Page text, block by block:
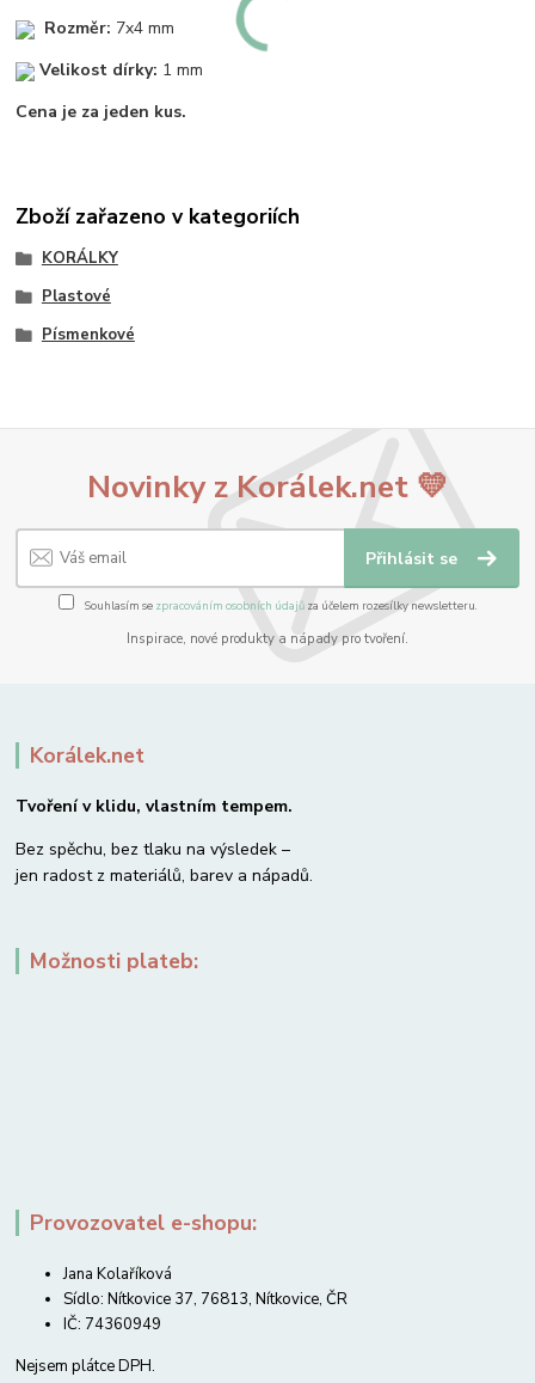
Rozměr: 7x4 mm
Velikost dírky: 1 mm
Cena je za jeden kus.
Zboží zařazeno v kategoriích
KORÁLKY
Plastové
Písmenkové
Novinky z Korálek.net 💛
Přihlásit se
Souhlasím se zpracováním osobních údajůza účelem rozesílky newsletteru.
Inspirace, nové produkty a nápady pro tvoření.
Korálek.net
Tvoření v klidu, vlastním tempem.
Bez spěchu, bez tlaku na výsledek –
jen radost z materiálů, barev a nápadů.
Možnosti plateb:
Provozovatel e-shopu:
Jana Kolaříková
Sídlo: Nítkovice 37, 76813, Nítkovice, ČR
IČ: 74360949
Nejsem plátce DPH.